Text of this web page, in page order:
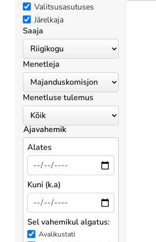
Valitsusasutuses
Järelkaja
Saaja
Menetleja
Menetluse tulemus
Ajavahemik
Alates
Kuni (k.a)
Sel vahemikul algatus:
Avalikustati